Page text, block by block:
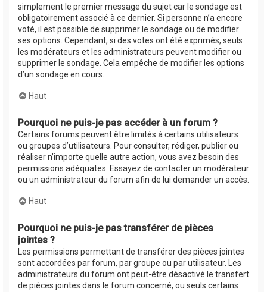
simplement le premier message du sujet car le sondage est
obligatoirement associé à ce dernier. Si personne n’a encore
voté, il est possible de supprimer le sondage ou de modifier
ses options. Cependant, si des votes ont été exprimés, seuls
les modérateurs et les administrateurs peuvent modifier ou
supprimer le sondage. Cela empêche de modifier les options
d’un sondage en cours.
Haut
Pourquoi ne puis-je pas accéder à un forum ?
Certains forums peuvent être limités à certains utilisateurs
ou groupes d’utilisateurs. Pour consulter, rédiger, publier ou
réaliser n’importe quelle autre action, vous avez besoin des
permissions adéquates. Essayez de contacter un modérateur
ou un administrateur du forum afin de lui demander un accès.
Haut
Pourquoi ne puis-je pas transférer de pièces
jointes ?
Les permissions permettant de transférer des pièces jointes
sont accordées par forum, par groupe ou par utilisateur. Les
administrateurs du forum ont peut-être désactivé le transfert
de pièces jointes dans le forum concerné, ou seuls certains